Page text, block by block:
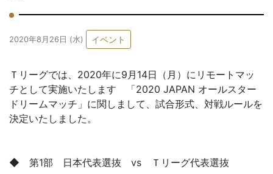
2020年8月26日 (水) イベント
Ｔリーグでは、2020年に9月14日（月）にリモートマッ
チとして実施いたします 「2020 JAPAN オールスター
ドリームマッチ」に関しまして、試合形式、対戦ルールを
決定いたしました。
◆ 第1部 日本代表選抜 vs Ｔリーグ代表選抜